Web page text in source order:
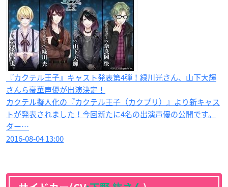
『カクテル王子』キャスト発表第4弾！緑川光さん、山下大輝
さんら豪華声優が出演決定！
カクテル擬人化の『カクテル王子（カクプリ）』より新キャス
トが発表されました！今回新たに4名の出演声優の公開です。
ダー…
2016-08-04 13:00